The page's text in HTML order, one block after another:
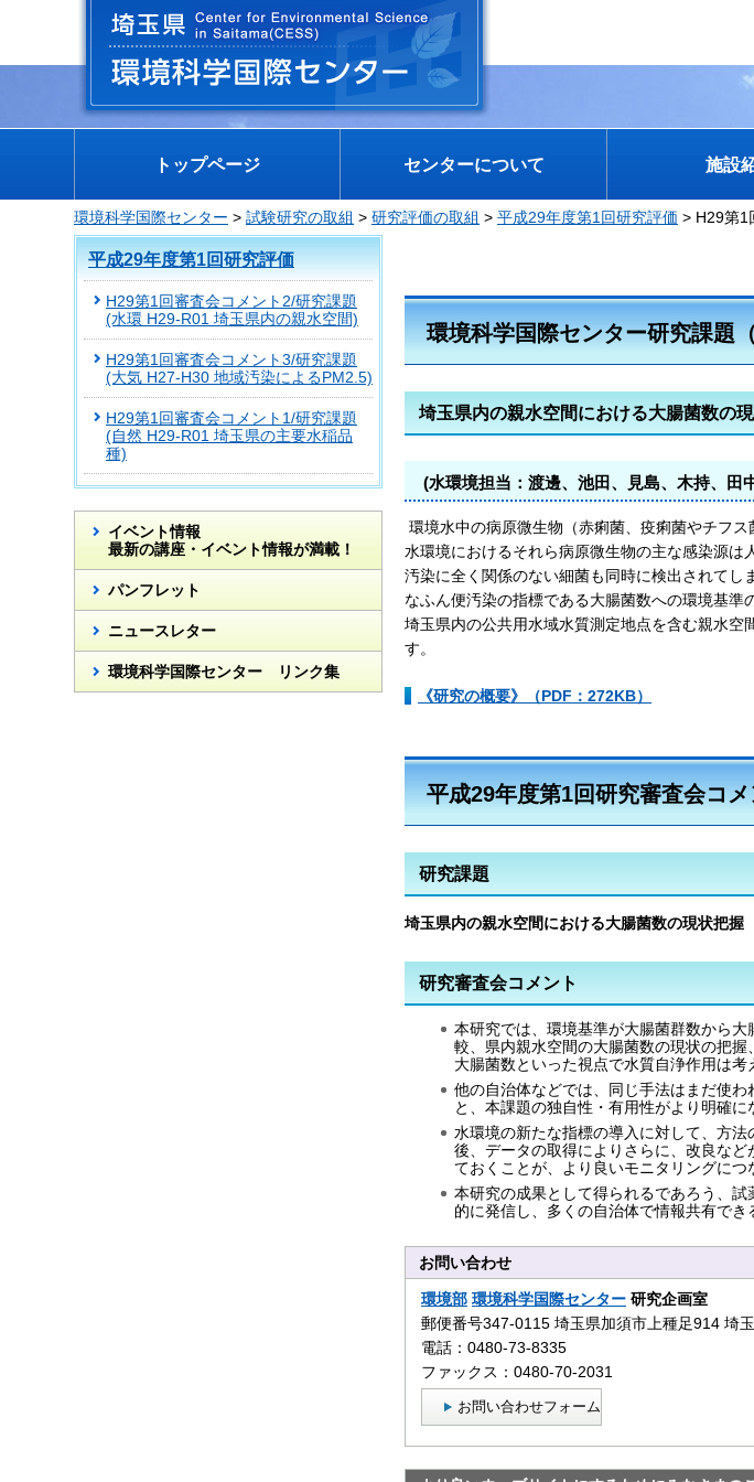
埼玉県 環境科学国際センター
トップページ センターについて 施設
環境科学国際センター > 試験研究の取組 > 研究評価の取組 > 平成29年度第1回研究評価 > H29第1
平成29年度第1回研究評価
H29第1回審査会コメント2/研究課題
(水環 H29-R01 埼玉県内の親水空間)
H29第1回審査会コメント3/研究課題
(大気 H27-H30 地域汚染によるPM2.5)
H29第1回審査会コメント1/研究課題
(自然 H29-R01 埼玉県の主要水稲品
種)
イベント情報
最新の講座・イベント情報が満載！
パンフレット
ニュースレター
環境科学国際センター リンク集
環境科学国際センター研究課題
埼玉県内の親水空間における大腸菌数の
(水環境担当：渡邊、池田、見島、木持、田
環境水中の病原微生物（赤痢菌、疫痢菌やチフ
水環境におけるそれら病原微生物の主な感染源
汚染に全く関係のない細菌も同時に検出されて
なふん便汚染の指標である大腸菌数への環境基
埼玉県内の公共用水域水質測定地点を含む親水空
す。
《研究の概要》（PDF：272KB）
平成29年度第1回研究審査会コ
研究課題
埼玉県内の親水空間における大腸菌数の現状把握
研究審査会コメント
本研究では、環境基準が大腸菌群数から
較、県内親水空間の大腸菌数の現状の把
大腸菌数といった視点で水質自浄作用は
他の自治体などでは、同じ手法はまだ使
と、本課題の独自性・有用性がより明確に
水環境の新たな指標の導入に対して、方
後、データの取得によりさらに、改良な
ておくことが、より良いモニタリングにつ
本研究の成果として得られるであろう、
的に発信し、多くの自治体で情報共有でき
お問い合わせ
環境部 環境科学国際センター 研究企画室
郵便番号347-0115 埼玉県加須市上種足914 埼
電話：0480-73-8335
ファックス：0480-70-2031
お問い合わせフォーム